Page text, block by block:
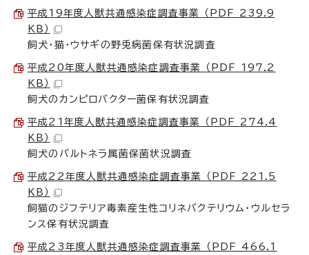
平成19年度人獣共通感染症調査事業 （PDF 239.9
KB）
飼犬・猫・ウサギの野兎病菌保有状況調査
平成20年度人獣共通感染症調査事業 （PDF 197.2
KB）
飼犬のカンピロバクター菌保有状況調査
平成21年度人獣共通感染症調査事業 （PDF 274.4
KB）
飼犬のバルトネラ属菌保菌状況調査
平成22年度人獣共通感染症調査事業 （PDF 221.5
KB）
飼猫のジフテリア毒素産生性コリネバクテリウム・ウルセラ
ンス保有状況調査
平成23年度人獣共通感染症調査事業 （PDF 466.1